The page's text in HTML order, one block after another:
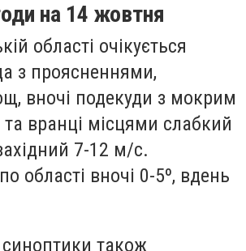
на 14 жовтня
області очікується
з проясненнями,
вночі подекуди з мокрим
та вранці місцями слабкий
7-12 м/с.
області вночі 0-5º, вдень
також